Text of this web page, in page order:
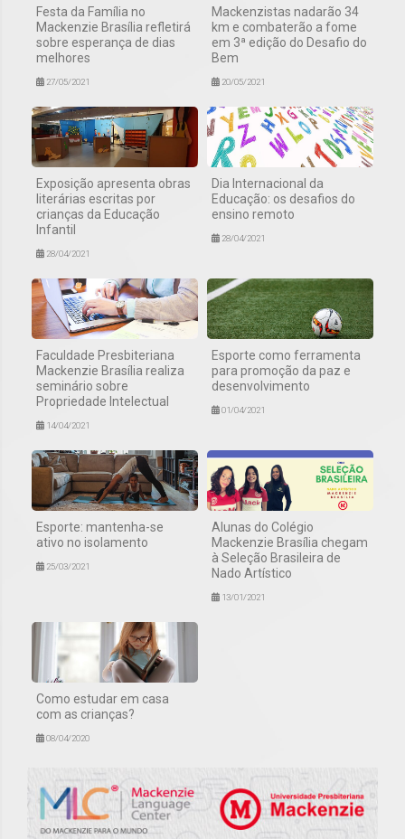
Festa da Família no
Mackenzie Brasília refletirá
sobre esperança de dias
melhores
27/05/2021
Mackenzistas nadarão 34
km e combaterão a fome
em 3ª edição do Desafio do
Bem
20/05/2021
Exposição apresenta obras
literárias escritas por
crianças da Educação
Infantil
28/04/2021
Dia Internacional da
Educação: os desafios do
ensino remoto
28/04/2021
Faculdade Presbiteriana
Mackenzie Brasília realiza
seminário sobre
Propriedade Intelectual
14/04/2021
Esporte como ferramenta
para promoção da paz e
desenvolvimento
01/04/2021
Esporte: mantenha-se
ativo no isolamento
25/03/2021
Alunas do Colégio
Mackenzie Brasília chegam
à Seleção Brasileira de
Nado Artístico
13/01/2021
Como estudar em casa
com as crianças?
08/04/2020